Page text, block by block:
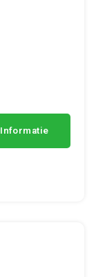
Informatie